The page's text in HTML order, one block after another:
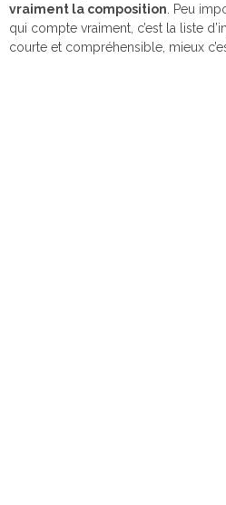
vraiment la composition . Peu
qui compte vraiment, c’est la liste
courte et compréhensible, mieux